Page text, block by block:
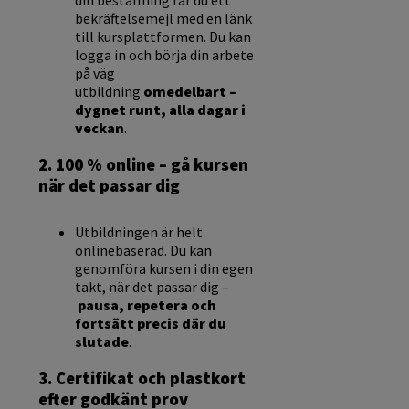
bekräftelsemejl med en länk
till kursplattformen. Du kan
logga in och börja din arbete
på väg
utbildning omedelbart –
dygnet runt, alla dagar i
veckan.
2. 100 % online – gå kursen
när det passar dig
Utbildningen är helt
onlinebaserad. Du kan
genomföra kursen i din egen
takt, när det passar dig –
pausa, repetera och
fortsätt precis där du
slutade.
3. Certifikat och plastkort
efter godkänt prov